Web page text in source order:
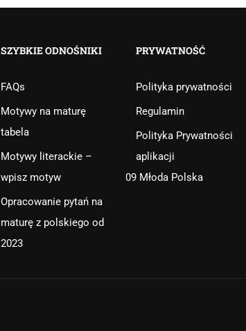
SZYBKIE ODNOŚNIKI
FAQs
Motywy na maturę
tabela
Motywy literackie –
wpisz motyw
Opracowanie pytań na
maturę z polskiego od
2023
PRYWATNOŚĆ
Polityka prywatności
Regulamin
Polityka Prywatności
aplikacji
09 Młoda Polska